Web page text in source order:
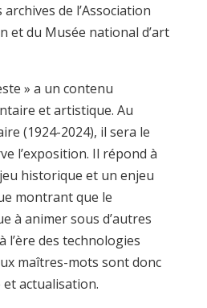
de l’Association
et du Musée national d’art
» a un contenu
et artistique. Au
(1924-2024), il sera le
l’exposition. Il répond à
historique et un enjeu
montrant que le
à animer sous d’autres
l’ère des technologies
maîtres-mots sont donc
actualisation.